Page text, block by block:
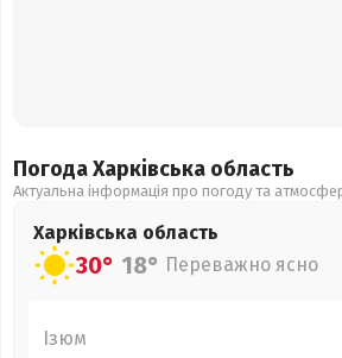
Погода Харківська область
Актуальна інформація про погоду та
Харківська область
30° 18° Переважно ясно
Ізюм